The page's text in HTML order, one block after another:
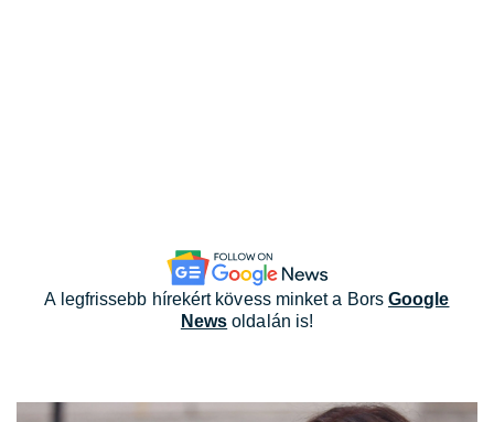
A legfrissebb hírekért kövess minket a BorsGoogle
News oldalán is!